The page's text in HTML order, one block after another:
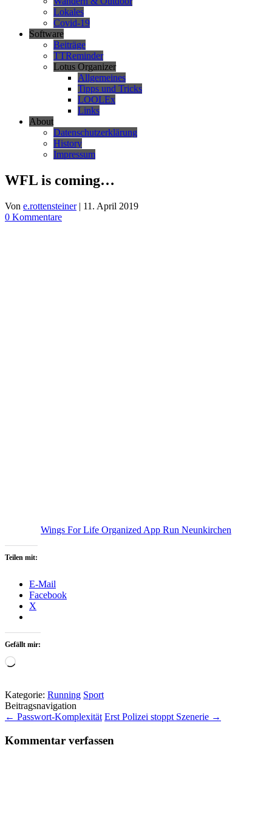
Lokales
Covid-19
Software
Beiträge
TTReminder
Lotus Organizer
Allgemeines
Tipps und Tricks
LOOLEx
Links
About
Datenschutzerklärung
History
Impressum
WFL is coming…
Von e.rottensteiner | 11. April 2019
0 Kommentare
Wings For Life Organized App Run Neunkirchen
Teilen mit:
E-Mail
Facebook
X
Gefällt mir:
Wird
Kategorie: Running Sport
Beitragsnavigation
← Passwort-Komplexität Erst Polizei stoppt Szenerie →
Kommentar verfassen